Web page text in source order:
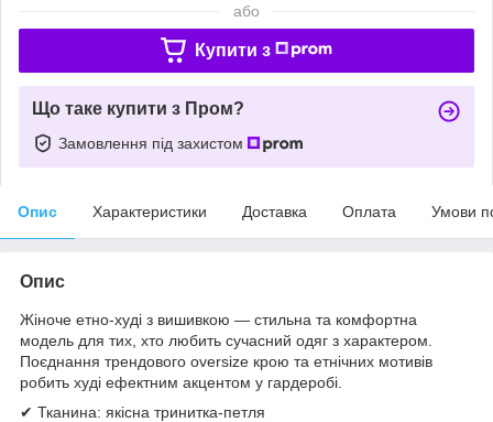
або
Купити з
Що таке купити з Пром?
Замовлення під захистом
Опис Характеристики Доставка Оплата Умови
Опис
Жіноче етно-худі з вишивкою — стильна та комфортна
модель для тих, хто любить сучасний одяг з характером.
Поєднання трендового oversize крою та етнічних мотивів
робить худі ефектним акцентом у гардеробі.
✔ Тканина: якісна тринитка-петля